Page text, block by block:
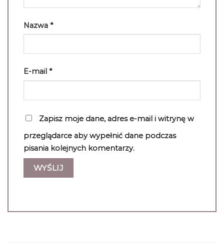
Nazwa *
E-mail *
Zapisz moje dane, adres e-mail i witrynę w
przeglądarce aby wypełnić dane podczas
pisania kolejnych komentarzy.